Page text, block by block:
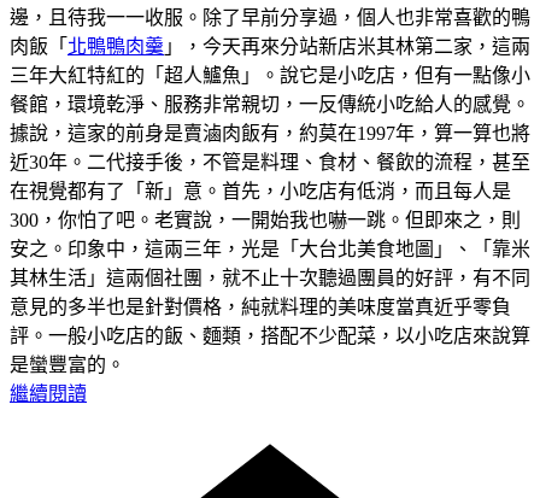
邊，且待我一一收服。除了早前分享過，個人也非常喜歡的鴨
肉飯「 北鴨鴨肉羹 」，今天再來分站新店米其林第二家，這兩
三年大紅特紅的「超人鱸魚」。說它是小吃店，但有一點像小
餐館，環境乾淨、服務非常親切，一反傳統小吃給人的感覺。
據說，這家的前身是賣滷肉飯有，約莫在1997年，算一算也將
近30年。二代接手後，不管是料理、食材、餐飲的流程，甚至
在視覺都有了「新」意。首先，小吃店有低消，而且每人是
300，你怕了吧。老實說，一開始我也嚇一跳。但即來之，則
安之。印象中，這兩三年，光是「大台北美食地圖」、「靠米
其林生活」這兩個社團，就不止十次聽過團員的好評，有不同
意見的多半也是針對價格，純就料理的美味度當真近乎零負
評。一般小吃店的飯、麵類，搭配不少配菜，以小吃店來說算
是蠻豐富的。
繼續閱讀